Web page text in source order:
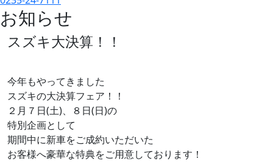
お知らせ
スズキ大決算！！
今年もやってきました
スズキの大決算フェア！！
２月７日(土)、８日(日)の
特別企画として
期間中に新車をご成約いただいた
お客様へ豪華な特典をご用意しております！